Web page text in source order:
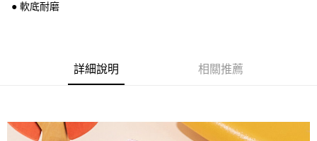
7-11付款取貨
● 軟底耐磨
詳細說明 相關推薦